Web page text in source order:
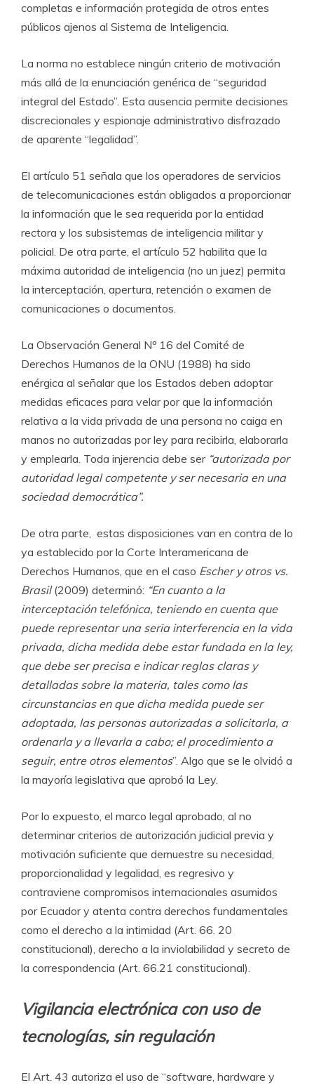
completas e información protegida de otros entes
públicos ajenos al Sistema de Inteligencia.
La norma no establece ningún criterio de motivación
más allá de la enunciación genérica de “seguridad
integral del Estado”. Esta ausencia permite decisiones
discrecionales y espionaje administrativo disfrazado
de aparente “legalidad”.
El artículo 51 señala que los operadores de servicios
de telecomunicaciones están obligados a proporcionar
la información que le sea requerida por la entidad
rectora y los subsistemas de inteligencia militar y
policial. De otra parte, el artículo 52 habilita que la
máxima autoridad de inteligencia (no un juez) permita
la interceptación, apertura, retención o examen de
comunicaciones o documentos.
La Observación General Nº 16 del Comité de
Derechos Humanos de la ONU (1988) ha sido
enérgica al señalar que los Estados deben adoptar
medidas eficaces para velar por que la información
relativa a la vida privada de una persona no caiga en
manos no autorizadas por ley para recibirla, elaborarla
y emplearla. Toda injerencia debe ser “autorizada por
autoridad legal competente y ser necesaria en una
sociedad democrática”.
De otra parte, estas disposiciones van en contra de lo
ya establecido por la Corte Interamericana de
Derechos Humanos, que en el caso Escher y otros vs.
Brasil(2009) determinó: “En cuanto a la
interceptación telefónica, teniendo en cuenta que
puede representar una seria interferencia en la vida
privada, dicha medida debe estar fundada en la ley,
que debe ser precisa e indicar reglas claras y
detalladas sobre la materia, tales como las
circunstancias en que dicha medida puede ser
adoptada, las personas autorizadas a solicitarla, a
ordenarla y a llevarla a cabo; el procedimiento a
seguir, entre otros elementos”. Algo que se le olvidó a
la mayoría legislativa que aprobó la Ley.
Por lo expuesto, el marco legal aprobado, al no
determinar criterios de autorización judicial previa y
motivación suficiente que demuestre su necesidad,
proporcionalidad y legalidad, es regresivo y
contraviene compromisos internacionales asumidos
por Ecuador y atenta contra derechos fundamentales
como el derecho a la intimidad (Art. 66. 20
constitucional), derecho a la inviolabilidad y secreto de
la correspondencia (Art. 66.21 constitucional).
Vigilancia electrónica con uso de
tecnologías, sin regulación
El Art. 43 autoriza el uso de “software, hardware y